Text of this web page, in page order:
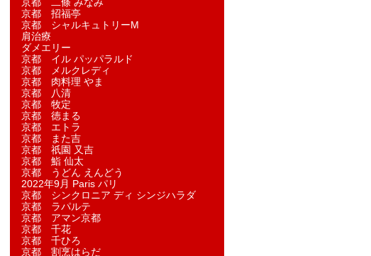
京都 二條 みなみ
京都 招福亭
京都 シャルキュトリーM
肩治療
ダメエリー
京都 イル パッパラルド
京都 メルクレディ
京都 肉料理 やま
京都 八清
京都 牧定
京都 徳まる
京都 エトラ
京都 また吉
京都 祇園 又吉
京都 鮨 仙太
京都 うどん えんどう
2022年9月 Paris パリ
京都 シンクロニア ディ シンジハラダ
京都 ラパルテ
京都 アマン京都
京都 千花
京都 千ひろ
京都 割烹はらだ